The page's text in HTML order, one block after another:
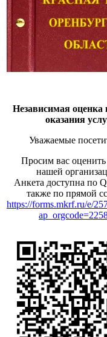
Независимая оценка
оказания
Уважаемые
Просим вас оценить
нашей
Анкета доступна по
также по прямой
https://forms.mkrf.ru/e/